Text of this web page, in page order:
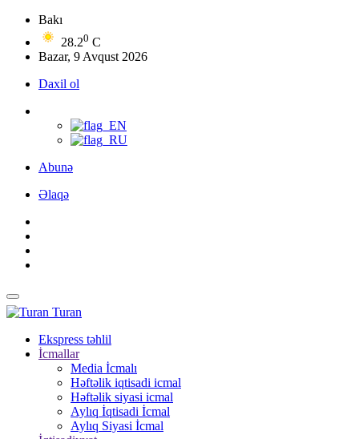
Bakı
28.20 C
Bazar, 9 Avqust 2026
Daxil ol
Abunə
Əlaqə
Turan
Ekspress təhlil
İcmallar
Media İcmalı
Həftəlik iqtisadi icmal
Həftəlik siyasi icmal
Aylıq İqtisadi İcmal
Aylıq Siyasi İcmal